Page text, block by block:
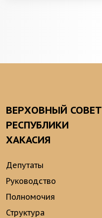
ВЕРХОВНЫЙ СОВЕТ
РЕСПУБЛИКИ
ХАКАСИЯ
Депутаты
Руководство
Полномочия
Структура